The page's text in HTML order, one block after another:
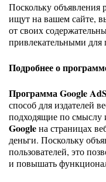
Поскольку объявления
ищут на вашем сайте,
от своих
привлекательными для
Подробнее о
Программа Google
способ для издателей
подходящие по смыслу
Googleна страницах
деньги. Поскольку
пользователей, это
и повышать